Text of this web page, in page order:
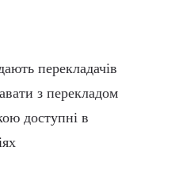
перекладачів
з перекладом
доступні в